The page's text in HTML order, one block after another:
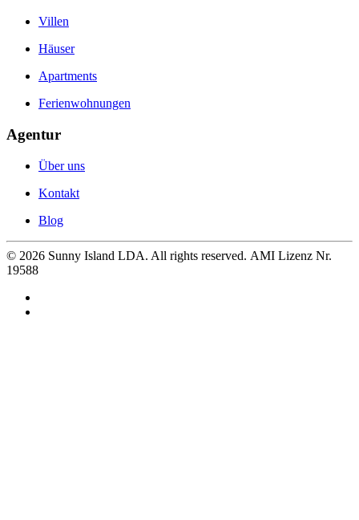
Villen
Häuser
Apartments
Ferienwohnungen
Agentur
Über uns
Kontakt
Blog
© 2026 Sunny Island LDA. All rights reserved. AMI Lizenz Nr.
19588